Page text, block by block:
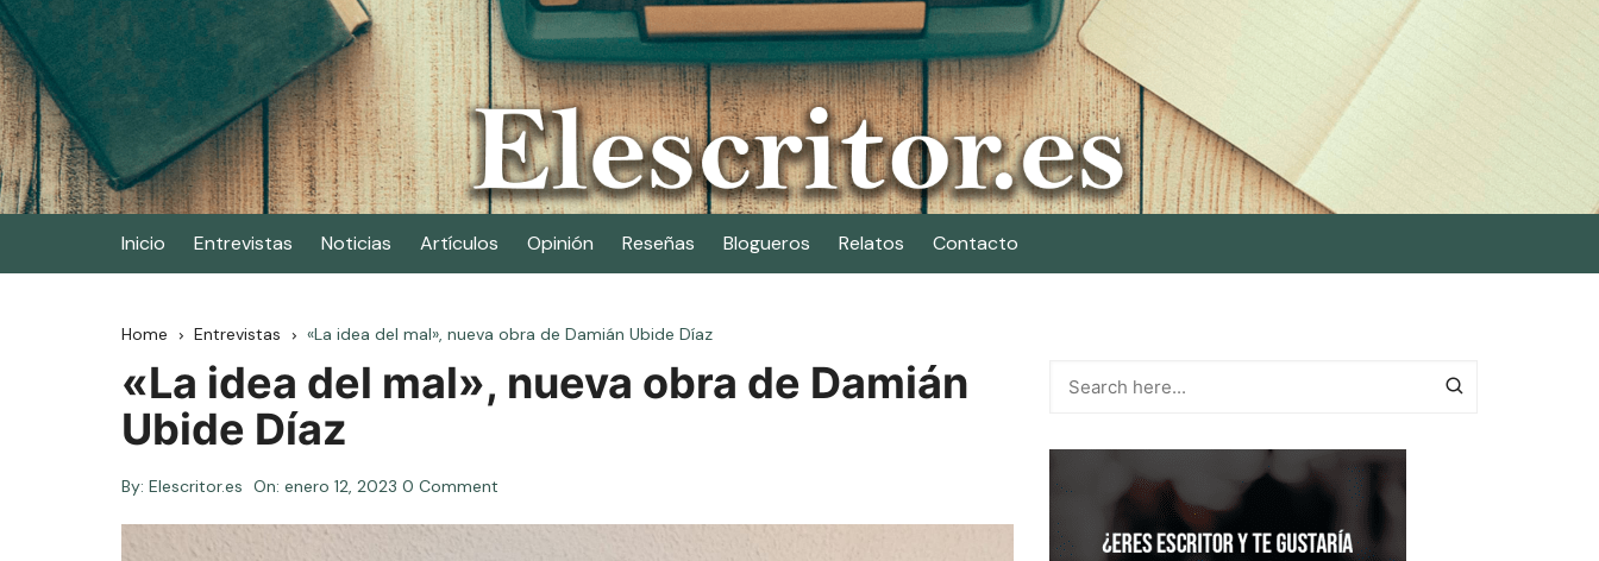
Skip
to
content
Elescritor.es
El periódico digital de los escritores
Inicio Entrevistas Noticias Artículos Opinión Reseñas Blogueros Relatos Contacto
Home Entrevistas «La idea del mal», nueva obra de Damián Ubide Díaz
«La idea del mal», nueva obra de Damián
Ubide Díaz
By: Elescritor.es On: enero 12, 2023 0 Comment